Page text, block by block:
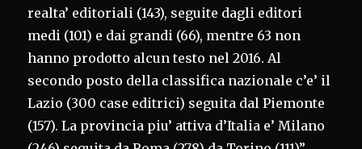
realta’ editoriali (143), seguite dagli editori
medi (101) e dai grandi (66), mentre 63 non
hanno prodotto alcun testo nel 2016. Al
secondo posto della classifica nazionale c’e’ il
Lazio (300 case editrici) seguita dal Piemonte
(157). La provincia piu’ attiva d’Italia e’ Milano